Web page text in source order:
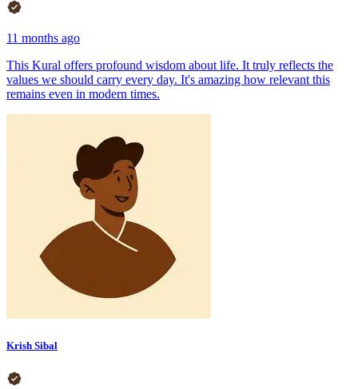
11 months ago
This Kural offers profound wisdom about life. It truly reflects the
values we should carry every day. It's amazing how relevant this
remains even in modern times.
Krish Sibal